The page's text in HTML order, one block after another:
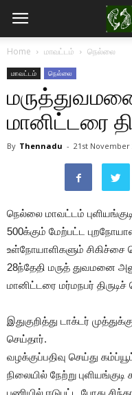
Home மாவட்டம் நெல்லை
மாவட்டம் நெல்லை
மானிட்டரை
By Thennadu - 21st November
நெல்லை மாவட்டம்
500க்கும் மேற்பட்ட
உள்நோயாளிகளும் சிகிச்சை
28ந்தேதி மருத் துவமனை
மானிட்டரை மர்மநபர்
இதுகுறித்து டாக்டர்
செய்தார்.
வழக்குப்பதிவு செய்து
நிலையில் நேற்று
பணியில் ஈடுபட்ட போது